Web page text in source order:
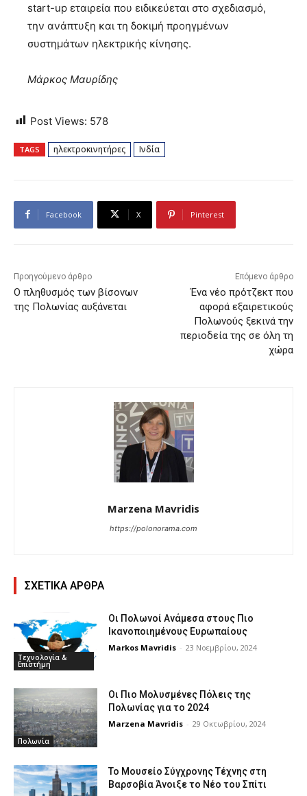
start-up εταιρεία που ειδικεύεται στο σχεδιασμό,
την ανάπτυξη και τη δοκιμή προηγμένων
συστημάτων ηλεκτρικής κίνησης.
Μάρκος Μαυρίδης
Post Views: 578
TAGS ηλεκτροκινητήρες Ινδία
Facebook X Pinterest
Προηγούμενο άρθρο
Ο πληθυσμός των βίσονων
της Πολωνίας αυξάνεται
Επόμενο άρθρο
Ένα νέο πρότζεκτ που
αφορά εξαιρετικούς
Πολωνούς ξεκινά την
περιοδεία της σε όλη τη
χώρα
Marzena Mavridis
https://polonorama.com
ΣΧΕΤΙΚΑ ΑΡΘΡΑ
Τεχνολογία &
Επιστήμη
Οι Πολωνοί Ανάμεσα στους Πιο
Ικανοποιημένους Ευρωπαίους
Markos Mavridis - 23 Νοεμβρίου, 2024
Πολωνία
Οι Πιο Μολυσμένες Πόλεις της
Πολωνίας για το 2024
Marzena Mavridis - 29 Οκτωβρίου, 2024
Το Μουσείο Σύγχρονης Τέχνης στη
Βαρσοβία Άνοιξε το Νέο του Σπίτι